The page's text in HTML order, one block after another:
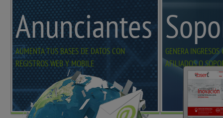
Anunciantes
AUMENTA TUS BASES DE DATOS CON
REGISTROS WEB Y MOBILE
GENERA
AFILIADOS O